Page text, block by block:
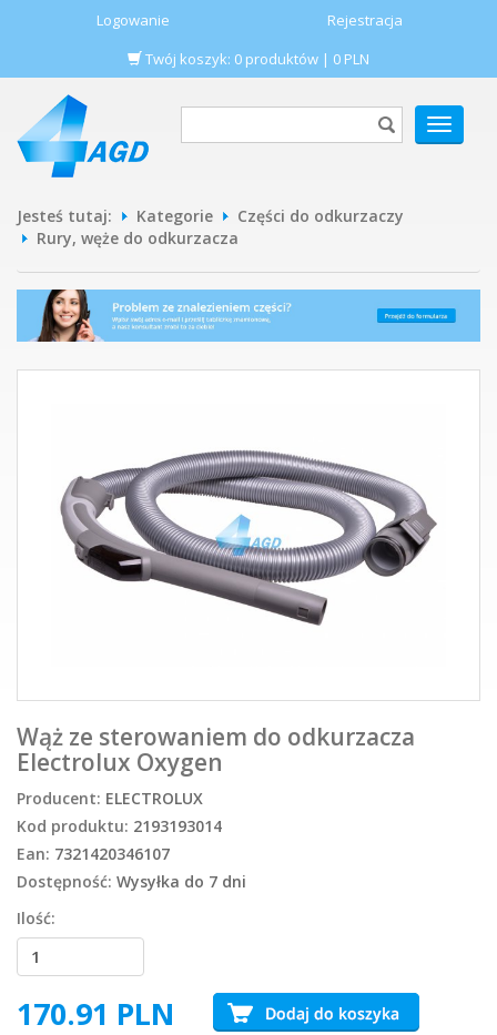
Logowanie
Rejestracja
Twój koszyk: 0 produktów | 0 PLN
POKAŻ
MENU
Jesteś tutaj: Kategorie
Części do odkurzaczy
Rury, węże do odkurzacza
Wąż ze sterowaniem do odkurzacza
Electrolux Oxygen
Producent: ELECTROLUX
Kod produktu: 2193193014
Ean: 7321420346107
Dostępność: Wysyłka do 7 dni
Ilość:
170.91 PLN